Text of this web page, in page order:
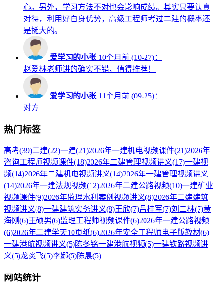
心。另外，学习方法不对也会影响成绩。其实只要认真
对待，利用好自身优势，高级工程师考过二建的概率还
是挺大的。
爱学习的小张 10个月前 (10-27)：
赵爱林老师讲的确实不错，值得推荐！
爱学习的小张 11个月前 (09-25)：
对方
热门标签
高考(39)二建(22)一建(21)2026年一建机电视频课件(21)2026年
咨询工程师视频课件(18)2026年二建管理视频讲义(17)一建视
频(14)2026年二建机电视频讲义(14)2026年一建管理视频讲义
(14)2026年一建法规视频(12)2026年二建公路视频(10)一建矿业
视频课件(9)2026年监理水利案例视频讲义(8)2026年二建建筑
视频讲义(8)一建建筑实务讲义(8)王欣(7)吕桂军(7)刘二林(7)黄
海刚 (6)王硕男(6)监理工程师视频课件(6)2026年一建公路视频
(6)2026年二建学天10页纸(6)2026年安全工程师电子版教材(6)
一建港航视频讲义(5)陈冬铭一建港航视频(5)一建铁路视频讲
义(5)龙炎飞(5)李娜(5)陈晨(5)
网站统计